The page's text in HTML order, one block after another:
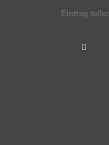
Eintrag